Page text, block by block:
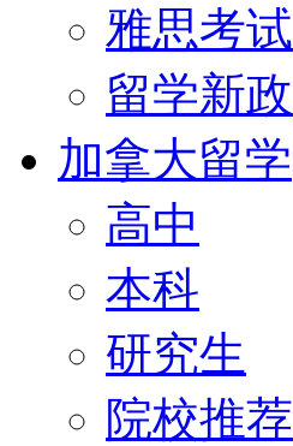
雅思考试
留学新政
加拿大留学
高中
本科
研究生
院校推荐